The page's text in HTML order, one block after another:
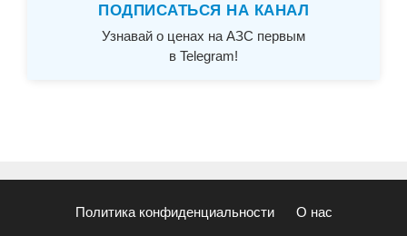
ПОДПИСАТЬСЯ НА КАНАЛ
Узнавай о ценах на АЗС первым
в Telegram!
Политика конфиденциальности О нас